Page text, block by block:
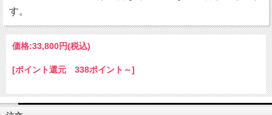
す。
価格:33,800円(税込)
[ポイント還元 338ポイント～]